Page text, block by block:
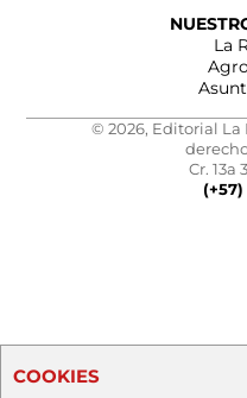
La
© 2026, Editorial La
Cr. 13a
COOKIES